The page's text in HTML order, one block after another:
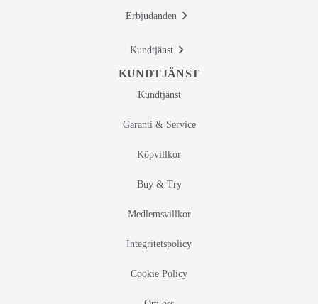
Erbjudanden
Kundtjänst
KUNDTJÄNST
Kundtjänst
Garanti & Service
Köpvillkor
Buy & Try
Medlemsvillkor
Integritetspolicy
Cookie Policy